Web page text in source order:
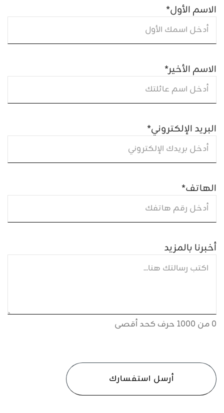
الاسم الأول*
الاسم الأخير*
البريد الإلكتروني*
الهاتف*
أخبرنا بالمزيد
0 من 1000 حرف كحد أقصى